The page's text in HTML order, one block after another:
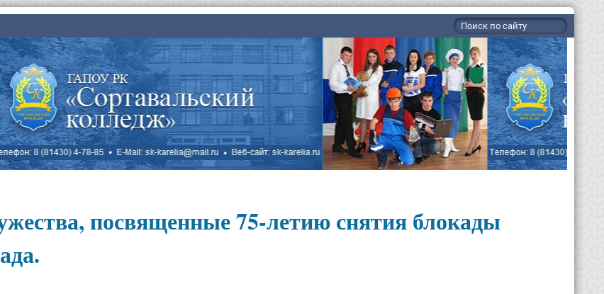
посвященные 75-летию снятия блокады